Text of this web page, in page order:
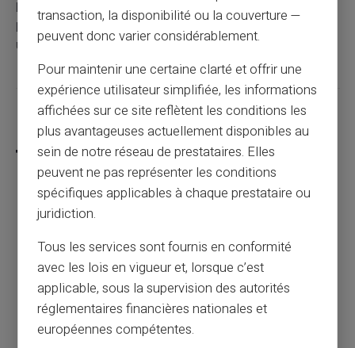
privilégié de nombreux utilisateurs. Toutefois, quelques
précautions restent nécessaires pour garantir une
utilisation sereine et sécurisée.
Partager cet article
Jours fériés et fermetures interbancaires :
Article précédent
transaction, la disponibilité ou la couverture —
peuvent donc varier considérablement.
Pour maintenir une certaine clarté et offrir une
expérience utilisateur simplifiée, les informations
affichées sur ce site reflètent les conditions les
plus avantageuses actuellement disponibles au
sein de notre réseau de prestataires. Elles
peuvent ne pas représenter les conditions
spécifiques applicables à chaque prestataire ou
juridiction.
Tous les services sont fournis en conformité
avec les lois en vigueur et, lorsque c’est
applicable, sous la supervision des autorités
réglementaires financières nationales et
européennes compétentes.